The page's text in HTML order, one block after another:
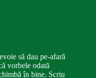
să dau pe-afară
vorbele odată
în bine. Scriu